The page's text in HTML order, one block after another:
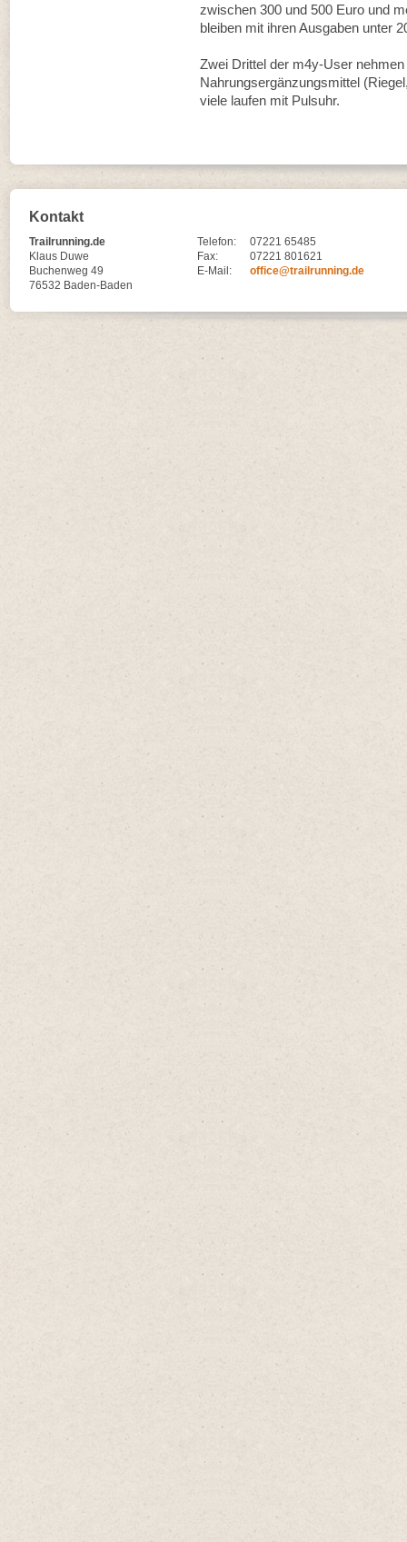
zwischen 300 und 500 Euro und
bleiben mit ihren Ausgaben unter
Zwei Drittel der m4y-User
Nahrungsergänzungsmittel
viele laufen mit Pulsuhr.
Kontakt
Trailrunning.de
Klaus Duwe
Buchenweg 49
76532 Baden-Baden
Telefon:
07221 65485
Fax:
07221 801621
E-Mail:
office@trailrunning.de